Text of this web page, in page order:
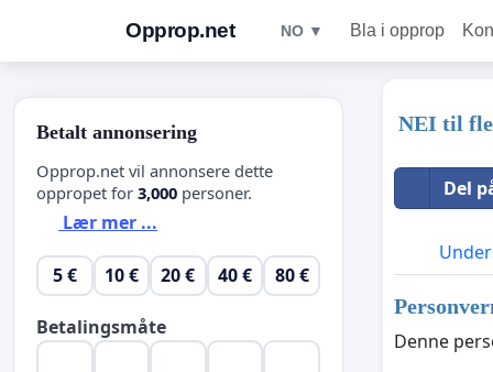
Opprop.net NO ▼ Bla i opprop
NEI til
Del
Denne
Betalt annonsering
Opprop.net vil annonsere dette
oppropet for 3,000 personer.
Lær mer ...
5 € 10 € 20 € 40 € 80 €
Betalingsmåte